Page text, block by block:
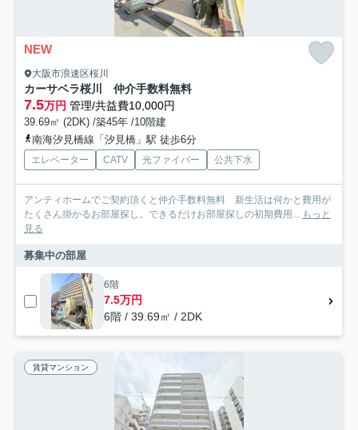
NEW
大阪市浪速区桜川
カーサベラ桜川 仲介手数料無料
7.5万円 管理/共益費10,000円
39.69㎡ (2DK) /築45年 /10階建
南海汐見橋線「汐見橋」駅 徒歩6分
エレベーター CATV 光ファイバー 公共下水
アンティホームでご契約頂くと仲介手数料無料 新生活は何かと費用が
たくさん掛かるお部屋探し。できるだけお部屋探しの初期費用... もっと
見る
募集中の部屋
6階
7.5万円
6階 / 39.69㎡ / 2DK
賃貸マンション